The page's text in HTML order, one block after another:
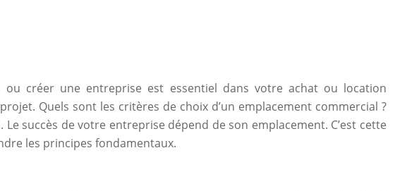
créer une entreprise est essentiel dans votre achat ou location
Quels sont les critères de choix d’un emplacement commercial ?
succès de votre entreprise dépend de son emplacement. C’est cette
les principes fondamentaux.